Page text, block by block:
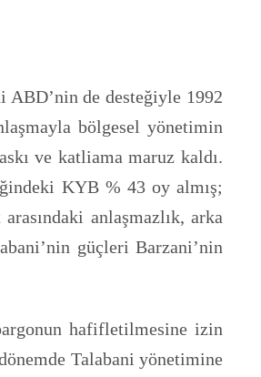
de desteğiyle 1992
bölgesel yönetimin
ve katliama maruz kaldı.
KYB % 43 oy almış;
anlaşmazlık, arka
güçleri Barzani’nin
hafifletilmesine izin
Talabani yönetimine